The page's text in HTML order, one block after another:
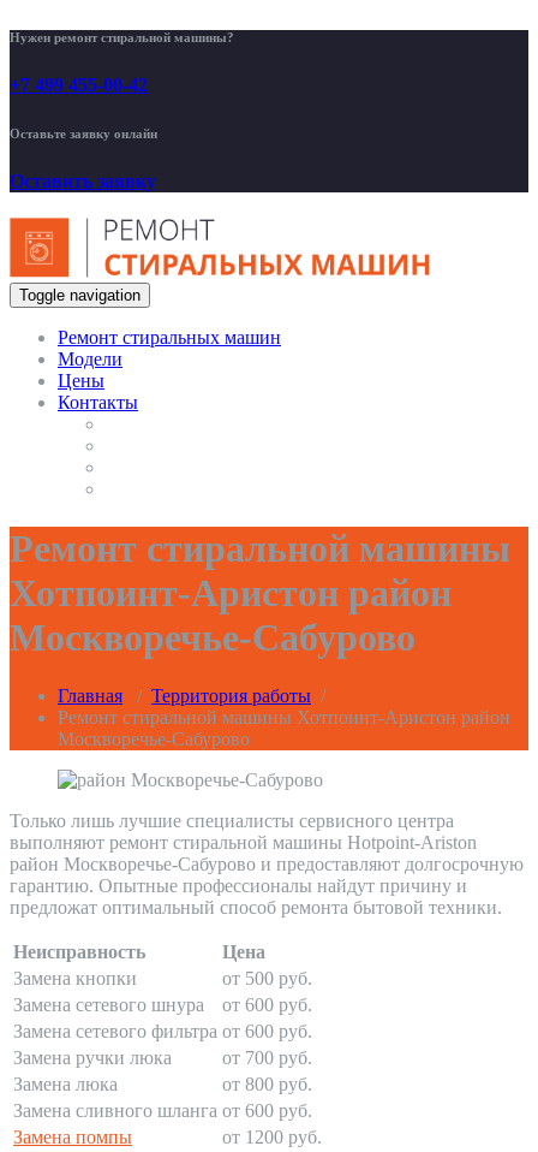
Нужен ремонт стиральной машины?
+7 499 455-00-42
Оставьте заявку онлайн
Оставить заявку
Toggle navigation
Ремонт стиральных машин
Модели
Цены
Контакты
Ремонт стиральной машины
Хотпоинт-Аристон район
Москворечье-Сабурово
Главная / Территория работы /
Ремонт стиральной машины Хотпоинт-Аристон район
Москворечье-Сабурово
Только лишь лучшие специалисты сервисного центра
выполняют ремонт стиральной машины Hotpoint-Ariston
район Москворечье-Сабурово и предоставляют долгосрочную
гарантию. Опытные профессионалы найдут причину и
предложат оптимальный способ ремонта бытовой техники.
Неисправность
Цена
Замена кнопки
от 500 руб.
Замена сетевого шнура
от 600 руб.
Замена сетевого фильтра от 600 руб.
Замена ручки люка
от 700 руб.
Замена люка
от 800 руб.
Замена сливного шланга от 600 руб.
Замена помпы
от 1200 руб.